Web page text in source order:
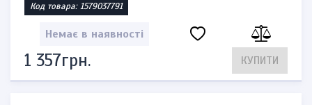
Код товара: 1579037791
Немає в наявності
1 357грн. КУПИТИ